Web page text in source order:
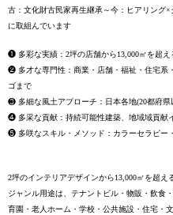
古：文化財古民家再生継承～今：ヒアリング
に取組んでいます
❶ 多彩な実績：2坪の店舗から13,000㎡を超え
❷ 多才な専門性：商業・店舗・福祉・住宅系
ゴまで
❸ 多細な風土アプローチ：日本各地(20都府県
❹ 多采な貢献：持続可能性建築、地域域貢献
❺ 多咲なスキル・メソッド：カラーセラピー
2坪のインテリアデザインから13,000㎡を超え
ジャンル用途は、テナントビル・物販・飲食
育園・老人ホーム・学校・公共施設・住宅・